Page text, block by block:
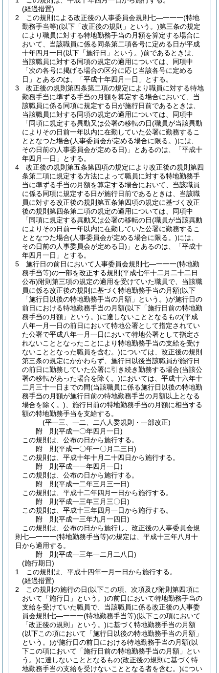
(経過措置)
2
この規則による改正後の人事委員会規則七―一一一(特地
勤務手当等)(以下「改正後の規則」という。)第三条の規定
により職員に対する特地勤務手当の月額を算定する場合に
おいて、当該職員に係る同条第二項各号に定める日が平成
十年四月一日(以下「施行日」という。)前であるときは、
当該職員に対する同項の規定の適用については、同項中
「次の各号に掲げる場合の区分に応じ当該各号に定める
日」とあるのは、「平成十年四月一日」とする。
3
改正後の規則第四条第二項の規定により職員に対する特地
勤務手当に準ずる手当の月額を算定する場合において、当
該職員に係る同項に規定する日が施行日前であるときは、
当該職員に対する同項の規定の適用については、同項中
「同項に規定する異動又は公署の移転の日(職員が当該異動
によりその日前一年以内に在勤していた公署に勤務するこ
ととなつた場合(人事委員会が定める場合に限る。)には、
その日前の人事委員会が定める日) 」とあるのは、「平成十
年四月一日」とする。
4
改正後の規則第五条第四項の規定により改正後の規則第四
条第二項に規定する方法によって職員に対する特地勤務手
当に準ずる手当の月額を算定する場合において、当該職員
に係る同項に規定する日が施行日前であるときは、当該職
員に対する改正後の規則第五条第四項の規定に基づく改正
後の規則第四条第二項の規定の適用については、同項中
「同項に規定する異動又は公署の移転の日(職員が当該異動
によりその日前一年以内に在勤していた公署に勤務するこ
ととなつた場合(人事委員会が定める場合に限る。)には、
その日前の人事委員会が定める日) 」とあるのは、「平成十
年四月一日」とする。
5
施行日の前日において人事委員会規則七―一一一(特地勤
務手当等)の一部を改正する規則 (平成七年十二月二十二日
公布)附則第三項の規定の適用を受けていた職員で、当該職
員に係る改正後の規則に基づく特地勤務手当の月額(以下
「施行日以後の特地勤務手当の月額」という。)が施行日の
前日における特地勤務手当の月額(以下「施行日前の特地勤
務手当の月額」という。)に達しないこととなるもの(平成
八年一月一日の前日において特地公署として指定されてい
た公署で平成八年一月一日において特地公署として指定さ
れないこととなったことにより特地勤務手当の支給を受け
ないこととなった職員を含む。)については、改正後の規則
第三条の規定にかかわらず、施行日以後当該職員が施行日
の前日に勤務していた公署に引き続き勤務する場合(当該公
署の移転があった場合を除く。)においては、平成十六年十
二月三十一日までの間(当該職員に係る施行日以後の特地勤
務手当の月額が施行日前の特地勤務手当の月額以上となる
場合を除く。) 、施行日前の特地勤務手当の月額に相当する
額の特地勤務手当を支給する。
(平一三、一二、二八人委規則・一部改正)
附 則(平成一〇年四月一日)
この規則は、公布の日から施行する。
附 則(平成一〇年一〇月二三日)
この規則は、平成十年十月二十四日から施行する。
附 則(平成一一年四月一日)
この規則は、公布の日から施行する。
附 則(平成一二年三月三一日)
この規則は、平成十二年四月一日から施行する。
附 則(平成一三年三月三〇日)
この規則は、平成十三年四月一日から施行する。
附 則(平成一三年九月一四日)
この規則は、公布の日から施行し、改正後の人事委員会規
則七―一一一(特地勤務手当等)の規定は、平成十三年八月十
日から適用する。
附 則(平成一三年一二月二八日)
(施行期日)
1
この規則は、平成十四年一月一日から施行する。
(経過措置)
2
この規則の施行の日(以下この項、次項及び附則第四項に
おいて「施行日」という。)の前日において特地勤務手当の
支給を受けていた職員で、当該職員に係る改正後の人事委
員会規則七―一一一(特地勤務手当等)(以下この項において
「改正後の規則」という。)に基づく特地勤務手当の月額
(以下この項において「施行日以後の特地勤務手当の月額」
という。)が施行日の前日における特地勤務手当の月額(以
下この項において「施行日前の特地勤務手当の月額」とい
う。)に達しないこととなるもの(改正後の規則に基づく特
地勤務手当の支給を受けないこととなる者を含む。)につい